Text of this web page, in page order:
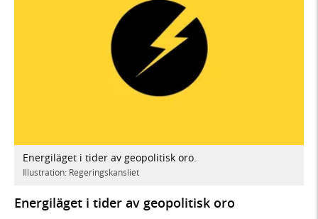
Energiläget i tider av geopolitisk oro.
Illustration: Regeringskansliet
Energiläget i tider av geopolitisk oro